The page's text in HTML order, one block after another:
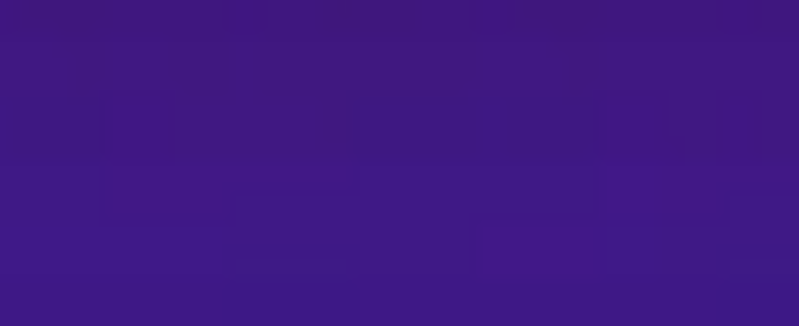
）是臺灣年度重要的芭蕾盛會，自2007年起以「無法複製」的節目策劃著
的晚會，既能讓資深舞迷欣賞到各舞團首席的經典片段，也提供新觀眾入門
舞者名單包含來自舊金山芭蕾舞團、荷蘭國家芭蕾舞團、米蘭史卡拉歌劇
客席首席舞星。陣容如Misa Kuranaga、Alban Lendorf、Maia
、Daniil Simkin與David Motta Soares，代表了當今古典芭蕾與當代
舞與雙人舞片段，以及可能短而精緻的合演或片段拼貼，呈現不同舞團和
品能以節選、片段或特別編舞的方式並列，強調每位舞者的個人舞技與表
對於習慣完整敘事芭蕾（如經典全本《天鵝湖》《胡桃鉗》等）觀眾，
同訓練傳統所帶來的身體語言差異，並感受當代編舞在短篇呈現中對音
世界級舞者的身體表現與戲劇感染力，特別是在大師級舞者詮釋經典片段